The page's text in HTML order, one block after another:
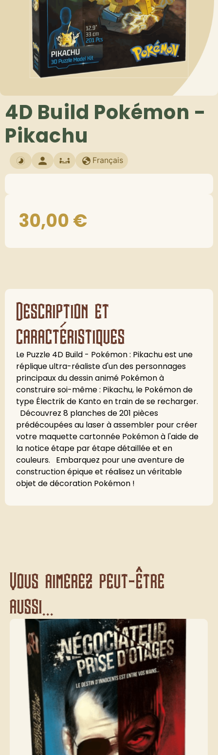
4D Build Pokémon -
Pikachu
Français
30,00€
Description et
caractéristiques
Le Puzzle 4D Build - Pokémon : Pikachu est une
réplique ultra-réaliste d'un des personnages
principaux du dessin animé Pokémon à
construire soi-même : Pikachu, le Pokémon de
type Électrik de Kanto en train de se recharger.
Découvrez 8 planches de 201 pièces
prédécoupées au laser à assembler pour créer
votre maquette cartonnée Pokémon à l'aide de
la notice étape par étape détaillée et en
couleurs. Embarquez pour une aventure de
construction épique et réalisez un véritable
objet de décoration Pokémon !
Vous aimerez peut-être
aussi...